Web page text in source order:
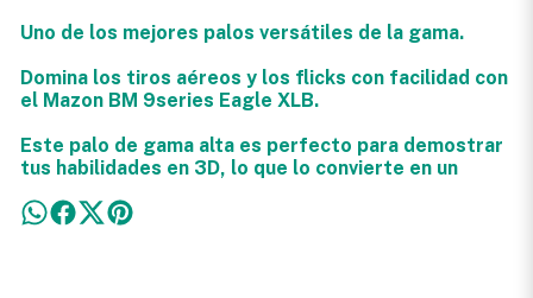
Uno de los mejores palos versátiles de la gama.
Domina los tiros aéreos y los flicks con facilidad con
el Mazon BM 9series Eagle XLB.
Este palo de gama alta es perfecto para demostrar
tus habilidades en 3D, lo que lo convierte en un